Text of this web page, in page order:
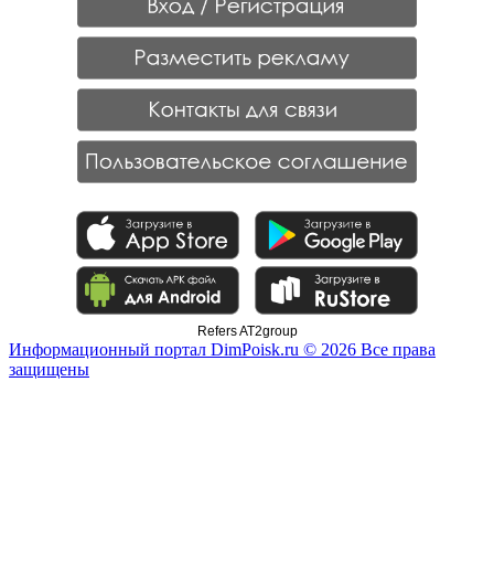
Refers AT2group
Информационный портал DimPoisk.ru © 2026 Все права
защищены